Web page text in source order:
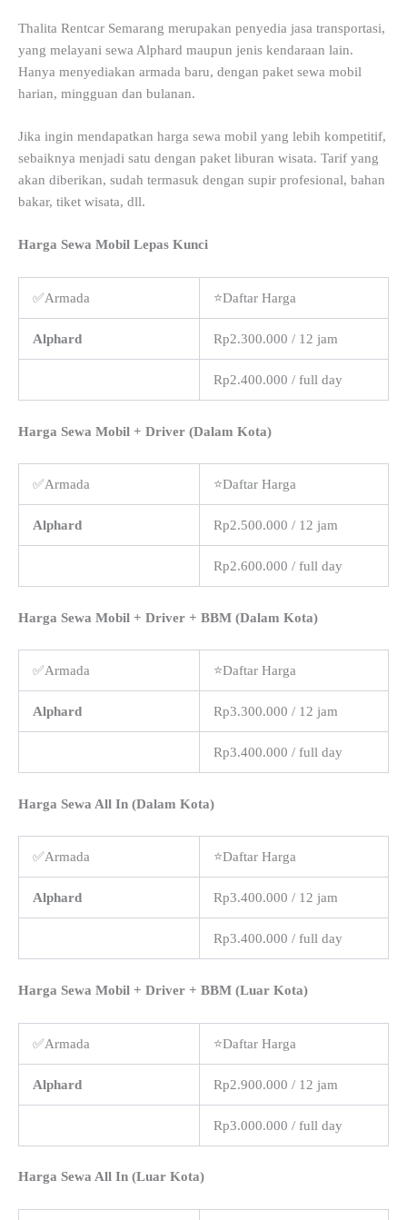
Thalita Rentcar Semarang merupakan penyedia jasa transportasi,
yang melayani sewa Alphard maupun jenis kendaraan lain.
Hanya menyediakan armada baru, dengan paket sewa mobil
harian, mingguan dan bulanan.
Jika ingin mendapatkan harga sewa mobil yang lebih kompetitif,
sebaiknya menjadi satu dengan paket liburan wisata. Tarif yang
akan diberikan, sudah termasuk dengan supir profesional, bahan
bakar, tiket wisata, dll.
Harga Sewa Mobil Lepas Kunci
✅Armada ⭐Daftar Harga
Alphard Rp2.300.000 / 12 jam
Rp2.400.000 / full day
Harga Sewa Mobil + Driver (Dalam Kota)
✅Armada ⭐Daftar Harga
Alphard Rp2.500.000 / 12 jam
Rp2.600.000 / full day
Harga Sewa Mobil + Driver + BBM (Dalam Kota)
✅Armada ⭐Daftar Harga
Alphard Rp3.300.000 / 12 jam
Rp3.400.000 / full day
Harga Sewa All In (Dalam Kota)
✅Armada ⭐Daftar Harga
Alphard Rp3.400.000 / 12 jam
Rp3.400.000 / full day
Harga Sewa Mobil + Driver + BBM (Luar Kota)
✅Armada ⭐Daftar Harga
Alphard Rp2.900.000 / 12 jam
Rp3.000.000 / full day
Harga Sewa All In (Luar Kota)